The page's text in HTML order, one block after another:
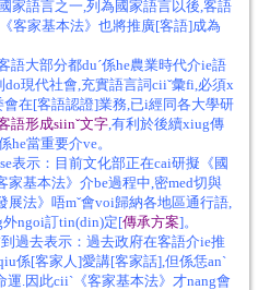
家語言之一,列為國家語言以後,客語
客家基本法》也將推廣[客語]成為
大部分都duˊ係he農業時代介ie語
do現代社會,充實語言詞ciiˇ彙fi,必須x
在[客語認證]業務,已i經同各大學研
語形成siinˇ文字 ,有利於後續xiug傳
he當重要介ve。
示：目前文化部正在cai研擬《國
基本法》介be過程中,密med切與
法》唔mˇ會voi歸納各地區通行語,
ngoi訂tin(din)定[傳承方案]。
過去表示：過去政府在客語介ie推
係[客家人]愛講[客家話],但係恁anˋ
運.因此ciiˋ《客家基本法》才nang會